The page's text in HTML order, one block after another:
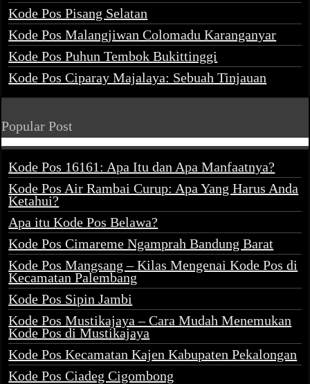
Kode Pos Pisang Selatan
Kode Pos Malangjiwan Colomadu Karanganyar
Kode Pos Puhun Tembok Bukittinggi
Kode Pos Ciparay Majalaya: Sebuah Tinjauan
Popular Post
Kode Pos 16161: Apa Itu dan Apa Manfaatnya?
Kode Pos Air Rambai Curup: Apa Yang Harus Anda
Ketahui?
Apa itu Kode Pos Belawa?
Kode Pos Cimareme Ngamprah Bandung Barat
Kode Pos Mangsang – Kilas Mengenai Kode Pos di
Kecamatan Palembang
Kode Pos Sipin Jambi
Kode Pos Mustikajaya – Cara Mudah Menemukan
Kode Pos di Mustikajaya
Kode Pos Kecamatan Kajen Kabupaten Pekalongan
Kode Pos Ciadeg Cigombong